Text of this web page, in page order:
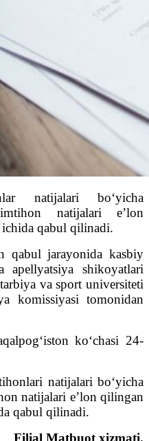
natijalari bo‘yicha
natijalari e’lon
qabul qilinadi.
qabul jarayonida kasbiy
apellyatsiya shikoyatlari
va sport universiteti
komissiyasi tomonidan
ko‘chasi 24-
natijalari bo‘yicha
natijalari e’lon qilingan
qabul qilinadi.